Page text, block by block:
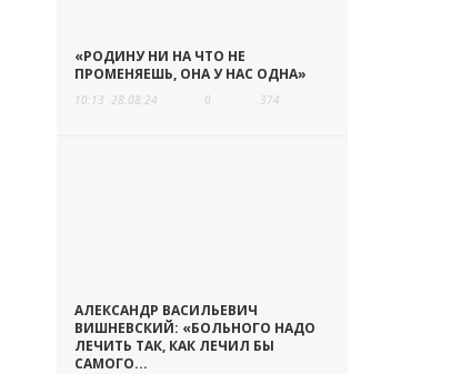
«РОДИНУ НИ НА ЧТО НЕ
ПРОМЕНЯЕШЬ, ОНА У НАС ОДНА»
10:13 28.08.24 0 374
АЛЕКСАНДР ВАСИЛЬЕВИЧ
ВИШНЕВСКИЙ: «БОЛЬНОГО НАДО
ЛЕЧИТЬ ТАК, КАК ЛЕЧИЛ БЫ
САМОГО...